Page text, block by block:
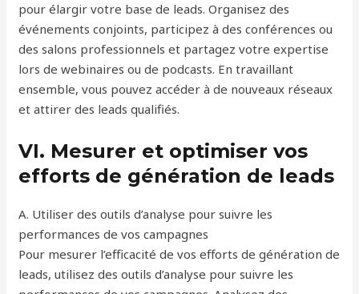
pour élargir votre base de leads. Organisez des
événements conjoints, participez à des conférences ou
des salons professionnels et partagez votre expertise
lors de webinaires ou de podcasts. En travaillant
ensemble, vous pouvez accéder à de nouveaux réseaux
et attirer des leads qualifiés.
VI. Mesurer et optimiser vos
efforts de génération de leads
A. Utiliser des outils d’analyse pour suivre les
performances de vos campagnes
Pour mesurer l’efficacité de vos efforts de génération de
leads, utilisez des outils d’analyse pour suivre les